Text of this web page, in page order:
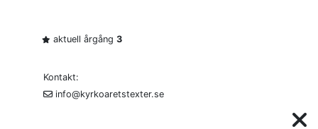
aktuell årgång 3
Kontakt:
info@kyrkoaretstexter.se